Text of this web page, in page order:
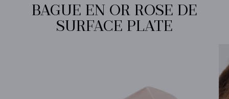
BAGUE EN OR ROSE DE
SURFACE PLATE